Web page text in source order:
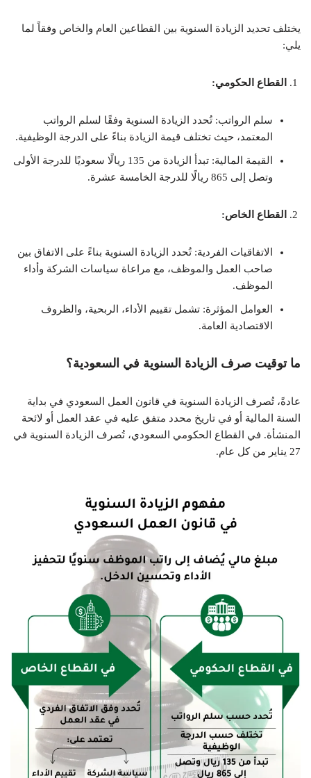
يختلف تحديد الزيادة السنوية بين القطاعين العام والخاص وفقاً لما
يلي:
القطاع الحكومي:
سلم الرواتب: تُحدد الزيادة السنوية وفقًا لسلم الرواتب
المعتمد، حيث تختلف قيمة الزيادة بناءً على الدرجة الوظيفية.
القيمة المالية:
تبدأ الزيادة من 135 ريالًا سعوديًا للدرجة الأولى
وتصل إلى 865 ريالًا للدرجة الخامسة عشرة.
القطاع الخاص:
الاتفاقيات الفردية: تُحدد الزيادة السنوية بناءً على الاتفاق بين
صاحب العمل والموظف، مع مراعاة سياسات الشركة وأداء
الموظف.
العوامل المؤثرة: تشمل تقييم الأداء، الربحية، والظروف
الاقتصادية العامة.
ما توقيت صرف الزيادة السنوية في السعودية؟
عادةً، تُصرف الزيادة السنوية في قانون العمل السعودي في بداية
السنة المالية أو في تاريخ محدد متفق عليه في عقد العمل أو لائحة
المنشأة. في القطاع الحكومي السعودي، تُصرف الزيادة السنوية في
27 يناير من كل عام.